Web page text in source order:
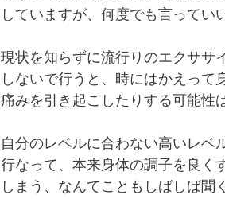
していますが、何度でも言ってい
現状を知らずに流行りのエクササ
しないで行うと、時にはかえっ
痛みを引き起こしたりする可能性
自分のレベルに合わない高いレベ
行なって、本来身体の調子を良く
しまう、なんてこともしばしば聞